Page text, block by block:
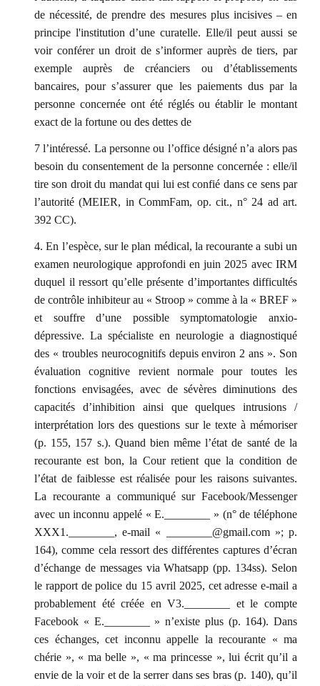
de nécessité, de prendre des mesures plus incisives – en
principe l'institution d’une curatelle. Elle/il peut aussi se
voir conférer un droit de s’informer auprès de tiers, par
exemple auprès de créanciers ou d’établissements
bancaires, pour s’assurer que les paiements dus par la
personne concernée ont été réglés ou établir le montant
exact de la fortune ou des dettes de
7 l’intéressé. La personne ou l’office désigné n’a alors pas
besoin du consentement de la personne concernée : elle/il
tire son droit du mandat qui lui est confié dans ce sens par
l’autorité (MEIER, in CommFam, op. cit., n° 24 ad art.
392 CC).
4. En l’espèce, sur le plan médical, la recourante a subi un
examen neurologique approfondi en juin 2025 avec IRM
duquel il ressort qu’elle présente d’importantes difficultés
de contrôle inhibiteur au « Stroop » comme à la « BREF »
et souffre d’une possible symptomatologie anxio-
dépressive. La spécialiste en neurologie a diagnostiqué
des « troubles neurocognitifs depuis environ 2 ans ». Son
évaluation cognitive revient normale pour toutes les
fonctions envisagées, avec de sévères diminutions des
capacités d’inhibition ainsi que quelques intrusions /
interprétation lors des questions sur le texte à mémoriser
(p. 155, 157 s.). Quand bien même l’état de santé de la
recourante est bon, la Cour retient que la condition de
l’état de faiblesse est réalisée pour les raisons suivantes.
La recourante a communiqué sur Facebook/Messenger
avec un inconnu appelé « E.________ » (n° de téléphone
XXX1.________, e-mail « ________@gmail.com »; p.
164), comme cela ressort des différentes captures d’écran
d’échange de messages via Whatsapp (pp. 134ss). Selon
le rapport de police du 15 avril 2025, cet adresse e-mail a
probablement été créée en V3.________ et le compte
Facebook « E.________ » n’existe plus (p. 164). Dans
ces échanges, cet inconnu appelle la recourante « ma
chérie », « ma belle », « ma princesse », lui écrit qu’il a
envie de la voir et de la serrer dans ses bras (p. 140), qu’il